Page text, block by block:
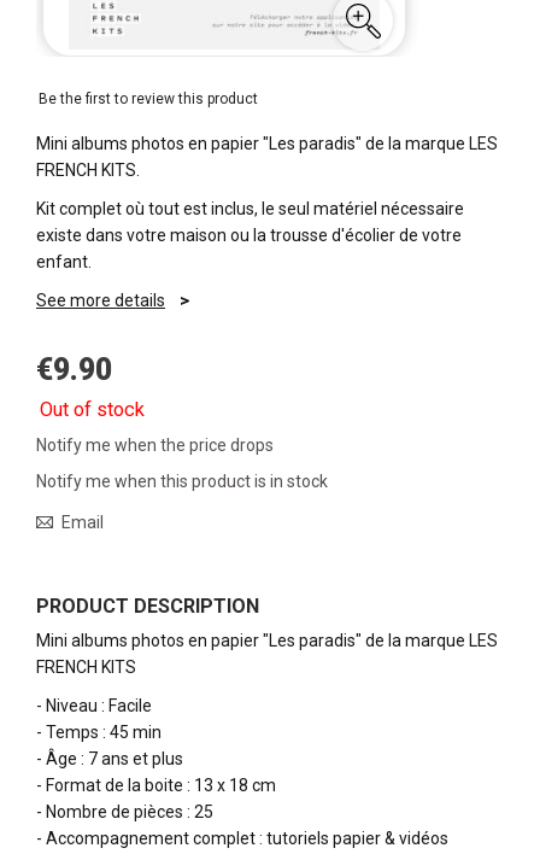
Be the first to review this product
Mini albums photos en papier "Les paradis" de la marque LES
FRENCH KITS.
Kit complet où tout est inclus, le seul matériel nécessaire
existe dans votre maison ou la trousse d'écolier de votre
enfant.
See more details
€9.90
Out of stock
Notify me when the price drops
Notify me when this product is in stock
Email
PRODUCT DESCRIPTION
Mini albums photos en papier "Les paradis" de la marque LES
FRENCH KITS
- Niveau : Facile
- Temps : 45 min
- Âge : 7 ans et plus
- Format de la boite : 13 x 18 cm
- Nombre de pièces : 25
- Accompagnement complet : tutoriels papier & vidéos